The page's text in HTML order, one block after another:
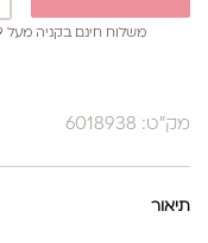
6. טופ
קיים ב31גוונים
בקבוק 17 מ"ל
משלוח חינם בקניה מעל 399 ש”ח
מק"ט: 6018938
תיאור